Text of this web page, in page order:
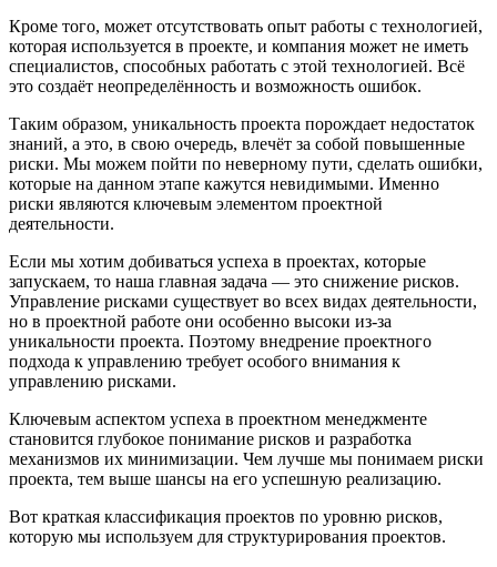
Кроме того, может отсутствовать опыт работы с технологией,
которая используется в проекте, и компания может не иметь
специалистов, способных работать с этой технологией. Всё
это создаёт неопределённость и возможность ошибок.
Таким образом, уникальность проекта порождает недостаток
знаний, а это, в свою очередь, влечёт за собой повышенные
риски. Мы можем пойти по неверному пути, сделать ошибки,
которые на данном этапе кажутся невидимыми. Именно
риски являются ключевым элементом проектной
деятельности.
Если мы хотим добиваться успеха в проектах, которые
запускаем, то наша главная задача — это снижение рисков.
Управление рисками существует во всех видах деятельности,
но в проектной работе они особенно высоки из-за
уникальности проекта. Поэтому внедрение проектного
подхода к управлению требует особого внимания к
управлению рисками.
Ключевым аспектом успеха в проектном менеджменте
становится глубокое понимание рисков и разработка
механизмов их минимизации. Чем лучше мы понимаем риски
проекта, тем выше шансы на его успешную реализацию.
Вот краткая классификация проектов по уровню рисков,
которую мы используем для структурирования проектов.